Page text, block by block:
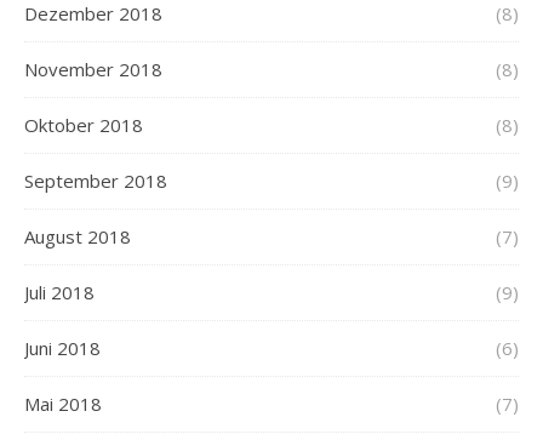
Dezember 2018 (8)
November 2018 (8)
Oktober 2018 (8)
September 2018 (9)
August 2018 (7)
Juli 2018 (9)
Juni 2018 (6)
Mai 2018 (7)